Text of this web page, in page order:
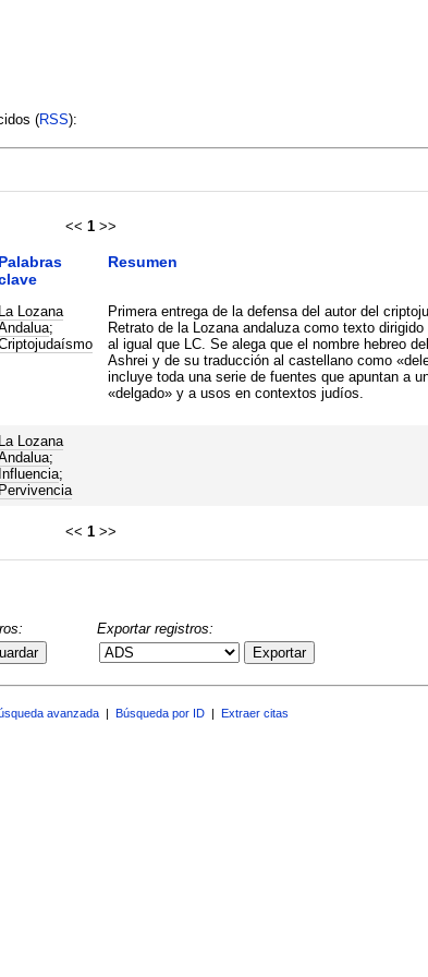
(RSS):
<< 1 >>
Palabras
Resumen
La Lozana
;
Primera entrega de la defensa del autor del
Retrato de la Lozana andaluza como texto
al igual que LC. Se alega que el nombre hebreo
Ashrei y de su traducción al castellano como
incluye toda una serie de fuentes que apuntan a
«delgado» y a usos en contextos judíos.
La Lozana
;
Influencia;
Pervivencia
<< 1 >>
Exportar registros:
Exportar
avanzada Búsqueda por ID Extraer citas